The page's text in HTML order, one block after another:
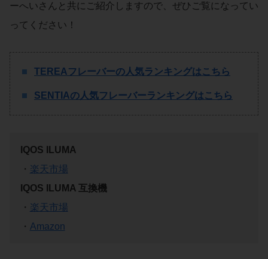
ーへいさんと共にご紹介しますので、ぜひご覧になってい
ってください！
TEREAフレーバーの人気ランキングはこちら
SENTIAの人気フレーバーランキングはこちら
IQOS ILUMA
・ 楽天市場
IQOS ILUMA 互換機
・ 楽天市場
・ Amazon